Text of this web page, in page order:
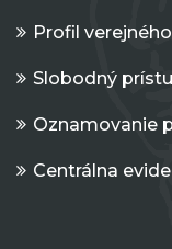
Profil
Slobodný
Oznamovanie
Centrálna